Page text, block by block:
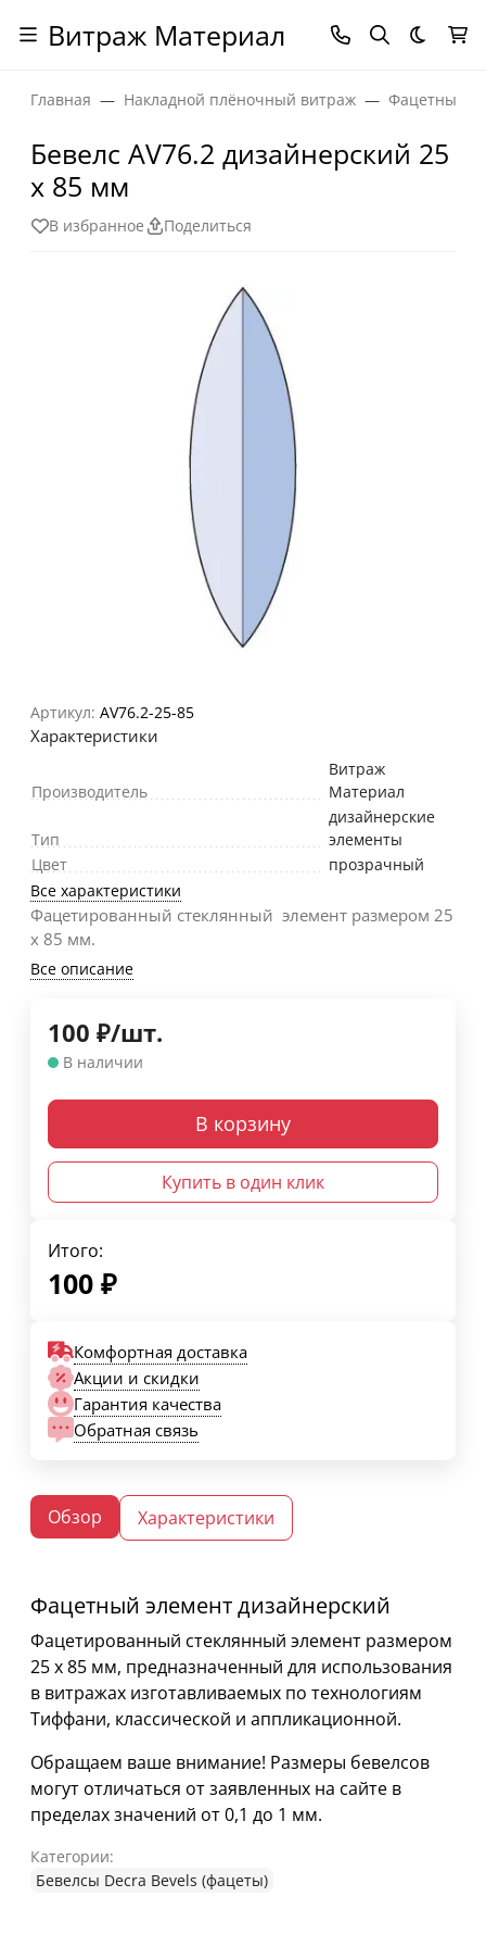
Витраж Материал Темная
Главная Накладной плёночный витраж Фацетные
Бевелс AV76.2 дизайнерский 25
х 85 мм
В избранное Поделиться
Артикул: AV76.2-25-85
Характеристики
Производитель
Витраж
Материал
Тип
дизайнерские
элементы
Цвет
прозрачный
Все характеристики
Фацетированный стеклянный элемент размером 25
х 85 мм.
Все описание
100 ₽/шт.
В наличии
В корзину
Купить в один клик
Итого:
100 ₽
Комфортная доставка
Акции и скидки
Гарантия качества
Обратная связь
Обзор Характеристики
Фацетный элемент дизайнерский
Фацетированный стеклянный элемент размером
25 х 85 мм, предназначенный для использования
в витражах изготавливаемых по технологиям
Тиффани, классической и аппликационной.
Обращаем ваше внимание! Размеры бевелсов
могут отличаться от заявленных на сайте в
пределах значений от 0,1 до 1 мм.
Категории:
Бевелсы Decra Bevels (фацеты)